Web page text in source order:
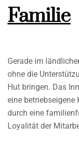
Familie
Gerade im
ohne die
Hut bringen. Das
eine
durch eine
Loyalität der